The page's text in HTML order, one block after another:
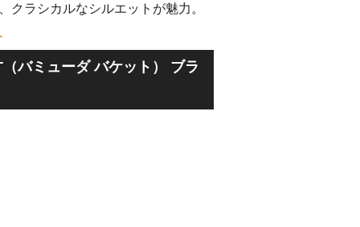
クラシカルなシルエットが魅力。
バミューダ バケット） ブラ